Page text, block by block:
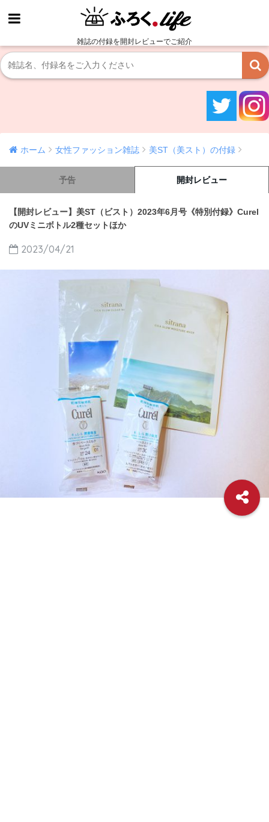
雑誌の付録を開封レビューでご紹介
ホーム 女性ファッション雑誌 美ST（美スト）の付録
予告 開封レビュー
【開封レビュー】美ST（ビスト）2023年6月号《特別付録》Curel
のUVミニボトル2種セットほか
2023/04/21